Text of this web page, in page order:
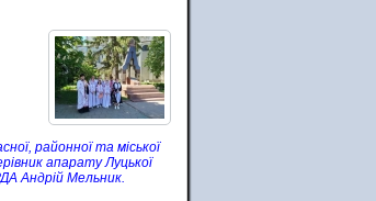
районної та міської
апарату Луцької
Андрій Мельник.